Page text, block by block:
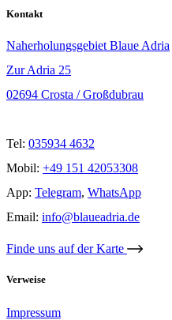
Kontakt
Naherholungsgebiet Blaue Adria
Zur Adria 25
02694 Crosta / Großdubrau
Tel: 035934 4632
Mobil: +49 151 42053308
App: Telegram, WhatsApp
Email: info@blaueadria.de
Finde uns auf der Karte
Verweise
Impressum